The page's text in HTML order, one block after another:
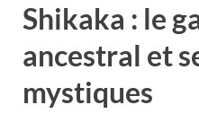
Shikaka : le
ancestral et
mystiques